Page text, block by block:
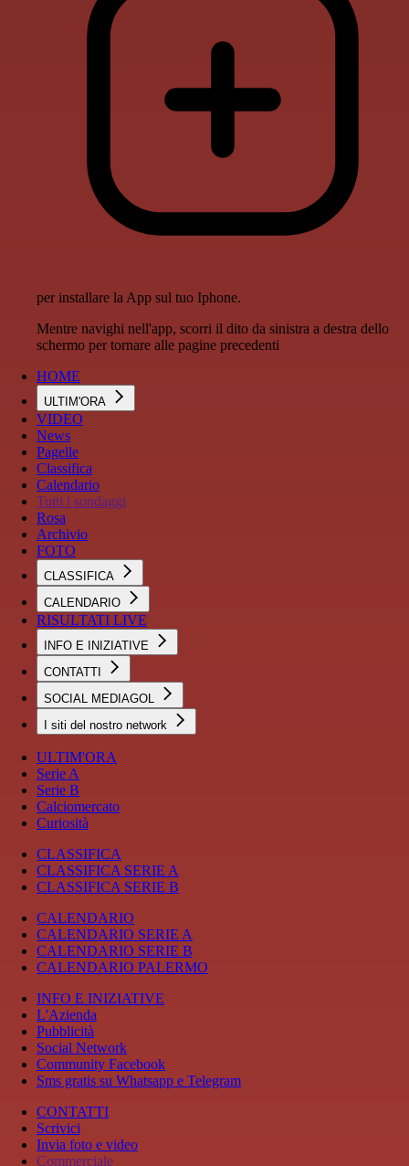
per installare la App sul tuo Iphone.
Mentre navighi nell'app, scorri il dito da sinistra a destra dello
schermo per tornare alle pagine precedenti
HOME
ULTIM'ORA
VIDEO
News
Pagelle
Classifica
Calendario
Tutti i sondaggi
Rosa
Archivio
FOTO
CLASSIFICA
CALENDARIO
RISULTATI LIVE
INFO E INIZIATIVE
CONTATTI
SOCIAL MEDIAGOL
I siti del nostro network
ULTIM'ORA
Serie A
Serie B
Calciomercato
Curiosità
CLASSIFICA
CLASSIFICA SERIE A
CLASSIFICA SERIE B
CALENDARIO
CALENDARIO SERIE A
CALENDARIO SERIE B
CALENDARIO PALERMO
INFO E INIZIATIVE
L'Azienda
Pubblicità
Social Network
Community Facebook
Sms gratis su Whatsapp e Telegram
CONTATTI
Scrivici
Invia foto e video
Commerciale